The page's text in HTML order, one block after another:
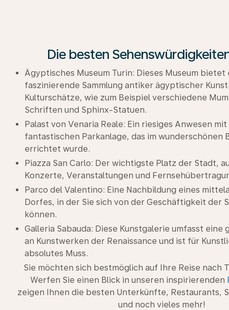
Die besten
Ägyptisches Museum Turin: Dieses Museum bietet
faszinierende Sammlung antiker ägyptischer
Kulturschätze, wie zum Beispiel verschiedene
Schriften und Sphinx-Statuen.
Palast von Venaria Reale: Ein riesiges Anwesen
fantastischen Parkanlage, das im wunderschönen
errichtet wurde.
Piazza San Carlo: Der wichtigste Platz der Stadt,
Konzerte, Veranstaltungen und
Parco del Valentino: Eine Nachbildung eines
Dorfes, in der Sie sich von der Geschäftigkeit der
können.
Galleria Sabauda: Diese Kunstgalerie umfasst eine
an Kunstwerken der Renaissance und ist für
absolutes Muss.
Sie möchten sich bestmöglich auf Ihre Reise nach
Werfen Sie einen Blick in unseren inspirierenden
zeigen Ihnen die besten Unterkünfte, Restaurants,
und noch vieles mehr!